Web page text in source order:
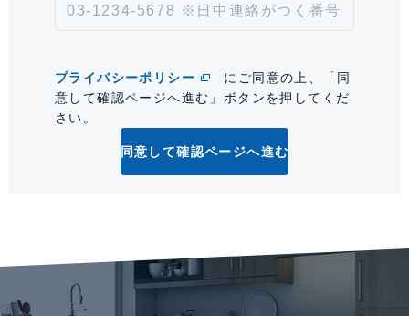
*「交通/駅徒歩」とは、当該物件の最寄駅(路線)、バス停、およびそこまでの徒歩所要
時間を表示します。
プライバシーポリシー
にご同意の上、「同
意して確認ページへ進む」ボタンを押してくだ
さい。
同意して確認ページへ進む